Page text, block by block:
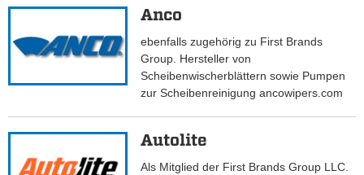
Anco
ebenfalls zugehörig zu First Brands
Group. Hersteller von
Scheibenwischerblättern sowie Pumpen
zur Scheibenreinigung ancowipers.com
Autolite
Als Mitglied der First Brands Group LLC.